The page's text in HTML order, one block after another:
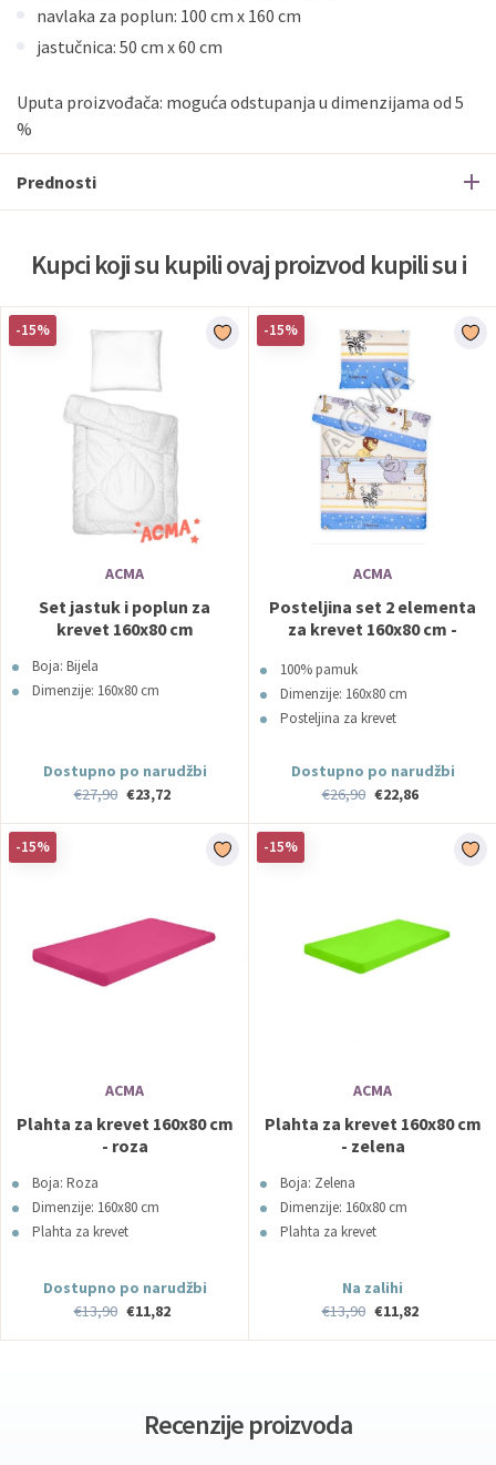
navlaka za poplun: 100 cm x 160 cm
jastučnica: 50 cm x 60 cm
Uputa proizvođača: moguća odstupanja u dimenzijama od 5
%
Prednosti
Kupci koji su kupili ovaj proizvod kupili su i
-15%
ACMA
Set jastuk i poplun za
krevet 160x80 cm
Boja: Bijela
Dimenzije: 160x80 cm
Dostupno po narudžbi
€27,90 €23,72
-15%
ACMA
Posteljina set 2 elementa
za krevet 160x80 cm -
100% pamuk
Dimenzije: 160x80 cm
Posteljina za krevet
Dostupno po narudžbi
€26,90 €22,86
-15%
ACMA
Plahta za krevet 160x80 cm
- roza
Boja: Roza
Dimenzije: 160x80 cm
Plahta za krevet
Dostupno po narudžbi
€13,90 €11,82
-15%
ACMA
Plahta za krevet 160x80 cm
- zelena
Boja: Zelena
Dimenzije: 160x80 cm
Plahta za krevet
Na zalihi
€13,90 €11,82
Recenzije proizvoda